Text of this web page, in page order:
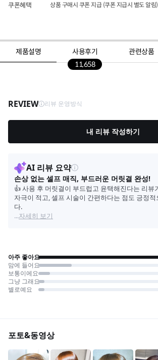
쿠폰혜택 상품 구매시 쿠폰 지급 (쿠폰 지급시 별도 알림)
제품설명
사용후기
11,658
관련상품